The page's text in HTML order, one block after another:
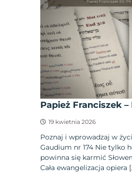
Papież Franciszek –
19 kwietnia 2026
Poznaj i wprowadzaj w
Gaudium nr 174 Nie tylko
powinna się karmić
Cała ewangelizacja opiera